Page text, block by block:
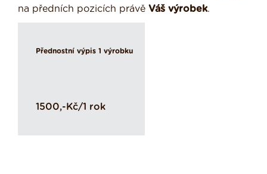
na předních pozicích právě Váš výrobek.
Přednostní výpis 1 výrobku
1500,-Kč/1 rok